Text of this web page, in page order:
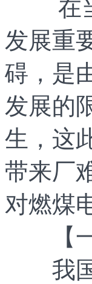
在当
发展重
碍，是
发展的
生，这
带来厂
对燃煤
【一
我国